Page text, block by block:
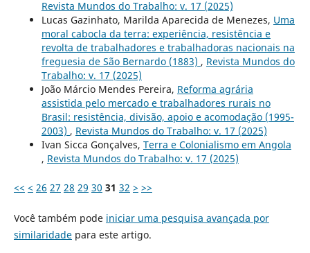
Revista Mundos do Trabalho: v. 17 (2025)
Lucas Gazinhato, Marilda Aparecida de Menezes, Uma
moral cabocla da terra: experiência, resistência e
revolta de trabalhadores e trabalhadoras nacionais na
freguesia de São Bernardo (1883) , Revista Mundos do
Trabalho: v. 17 (2025)
João Márcio Mendes Pereira, Reforma agrária
assistida pelo mercado e trabalhadores rurais no
Brasil: resistência, divisão, apoio e acomodação (1995-
2003) , Revista Mundos do Trabalho: v. 17 (2025)
Ivan Sicca Gonçalves, Terra e Colonialismo em Angola
, Revista Mundos do Trabalho: v. 17 (2025)
<< < 26 27 28 29 30 31 32 > >>
Você também pode iniciar uma pesquisa avançada por
similaridadepara este artigo.